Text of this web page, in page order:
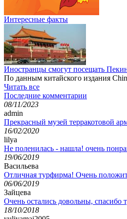
Интересные факты
Иностранцы смогут посещать
По данным китайского издания
Читать все
Последние комментарии
08/11/2023
admin
Прекрасный музей терракотовой
16/02/2020
lilya
Не поленилась - нашла! очень
19/06/2019
Васильева
Отличная турфирма! Очень
06/06/2019
Зайцева
Очень остались довольны, спасибо
18/10/2018